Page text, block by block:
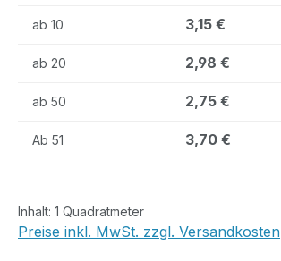
ab 10 3,15 €
ab 20 2,98 €
ab 50 2,75 €
Ab 51 3,70 €
Inhalt: 1 Quadratmeter
Preise inkl. MwSt. zzgl. Versandkosten